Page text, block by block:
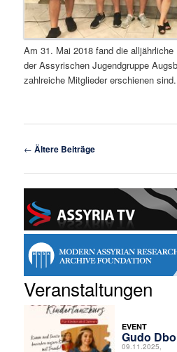
Am 31. Mai 2018 fand die
der Assyrischen Jugendgruppe
zahlreiche Mitglieder erschienen
Beitragsnavigation
← Ältere Beiträge
Veranstaltungen
EVENT
Gudo
09.11.2025,